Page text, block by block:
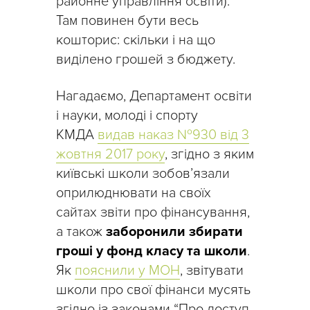
Там повинен бути весь
кошторис: скільки і на що
виділено грошей з бюджету.
Нагадаємо, Департамент освіти
і науки, молоді і спорту
КМДА видав наказ №930 від 3
жовтня 2017 року, згідно з яким
київські школи зобов’язали
оприлюднювати на своїх
сайтах звіти про фінансування,
а також заборонили збирати
гроші у фонд класу та школи.
Як пояснили у МОН, звітувати
школи про свої фінанси мусять